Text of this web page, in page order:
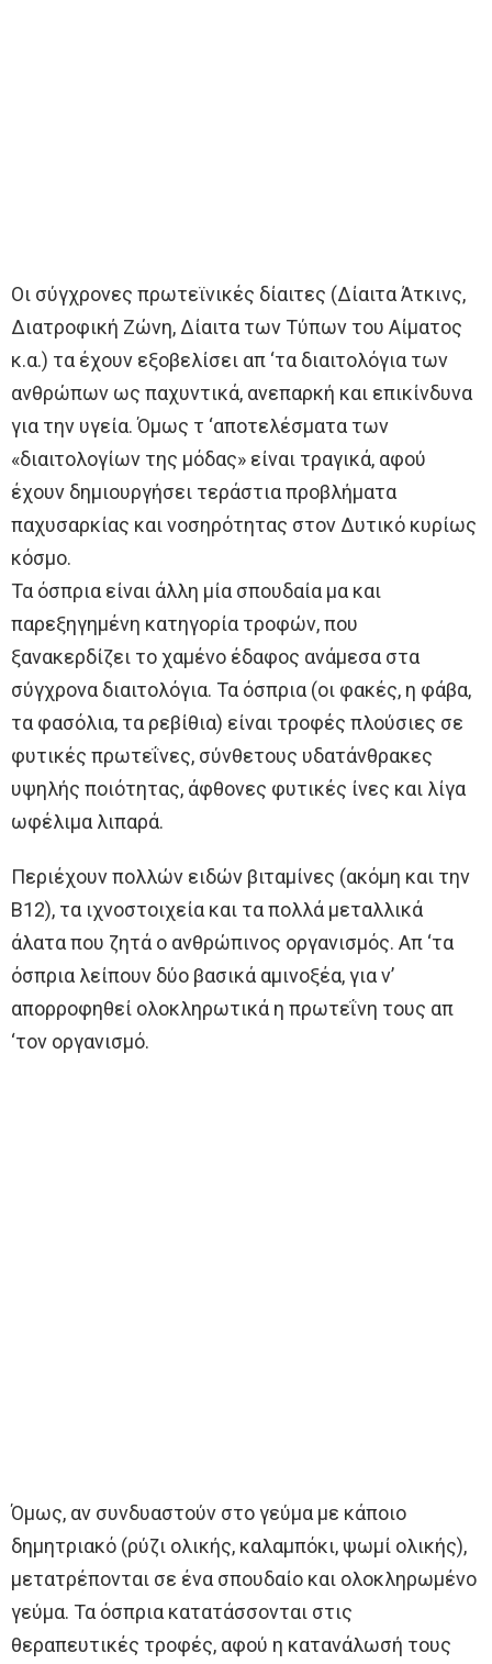
Οι σύγχρονες πρωτεϊνικές δίαιτες (Δίαιτα Άτκινς,
Διατροφική Ζώνη, Δίαιτα των Τύπων του Αίματος
κ.α.) τα έχουν εξοβελίσει απ ‘τα διαιτολόγια των
ανθρώπων ως παχυντικά, ανεπαρκή και επικίνδυνα
για την υγεία. Όμως τ ‘αποτελέσματα των
«διαιτολογίων της μόδας» είναι τραγικά, αφού
έχουν δημιουργήσει τεράστια προβλήματα
παχυσαρκίας και νοσηρότητας στον Δυτικό κυρίως
κόσμο.
Τα όσπρια είναι άλλη μία σπουδαία μα και
παρεξηγημένη κατηγορία τροφών, που
ξανακερδίζει το χαμένο έδαφος ανάμεσα στα
σύγχρονα διαιτολόγια. Τα όσπρια (οι φακές, η φάβα,
τα φασόλια, τα ρεβίθια) είναι τροφές πλούσιες σε
φυτικές πρωτεΐνες, σύνθετους υδατάνθρακες
υψηλής ποιότητας, άφθονες φυτικές ίνες και λίγα
ωφέλιμα λιπαρά.
Περιέχουν πολλών ειδών βιταμίνες (ακόμη και την
Β12), τα ιχνοστοιχεία και τα πολλά μεταλλικά
άλατα που ζητά ο ανθρώπινος οργανισμός. Απ ‘τα
όσπρια λείπουν δύο βασικά αμινοξέα, για ν’
απορροφηθεί ολοκληρωτικά η πρωτεΐνη τους απ
‘τον οργανισμό.
Όμως, αν συνδυαστούν στο γεύμα με κάποιο
δημητριακό (ρύζι ολικής, καλαμπόκι, ψωμί ολικής),
μετατρέπονται σε ένα σπουδαίο και ολοκληρωμένο
γεύμα. Τα όσπρια κατατάσσονται στις
θεραπευτικές τροφές, αφού η κατανάλωσή τους